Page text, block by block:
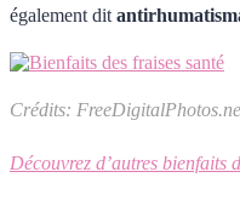
également dit
Crédits:
Découvrez d’autres bienfaits